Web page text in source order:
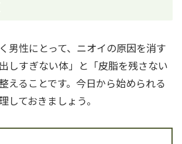
男性にとって、ニオイの原因を消す
しすぎない体」と「皮脂を残さない
えることです。今日から始められる
しておきましょう。